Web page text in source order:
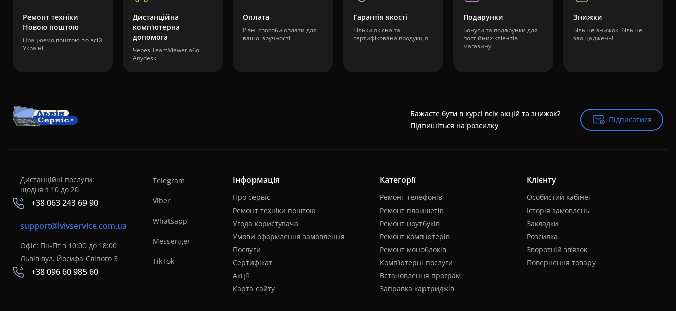
Ремонт техніки
Новою поштою
Працюємо поштою по всій
Україні
Дистанційна
комп'ютерна
допомога
Через TeamViewer або
Anydesk
Оплата
Різні способи оплати для
вашої зручності
Гарантія якості
Тільки якісна та
сертифікована продукція
Подарунки
Бонуси та подарунки для
постійних клієнтів
магазину
Знижки
Більше знижок, більше
заощаджень!
Бажаєте бути в курсі всіх акцій та знижок?
Підпишіться на розсилку
Підписатися
Підписатися
Дистанційні послуги:
щодня з 10 до 20
+38 063 243 69 90
support@lvivservice.com.ua
Офіс: Пн-Пт з 10:00 до 18:00
Львів вул. Йосифа Сліпого 3
+38 096 60 985 60
Telegram
Viber
Whatsapp
Messenger
TikTok
Інформація
Про сервіс
Ремонт техніки поштою
Угода користувача
Умови оформлення замовлення
Послуги
Сертифікат
Акції
Карта сайту
Категорії
Ремонт телефонів
Ремонт планшетів
Ремонт ноутбуків
Ремонт комп'ютерів
Ремонт моноблоків
Комп’ютерні послуги
Встановлення програм
Заправка картриджів
Клієнту
Особистий кабінет
Історія замовлень
Закладки
Розсилка
Зворотній зв’язок
Повернення товару